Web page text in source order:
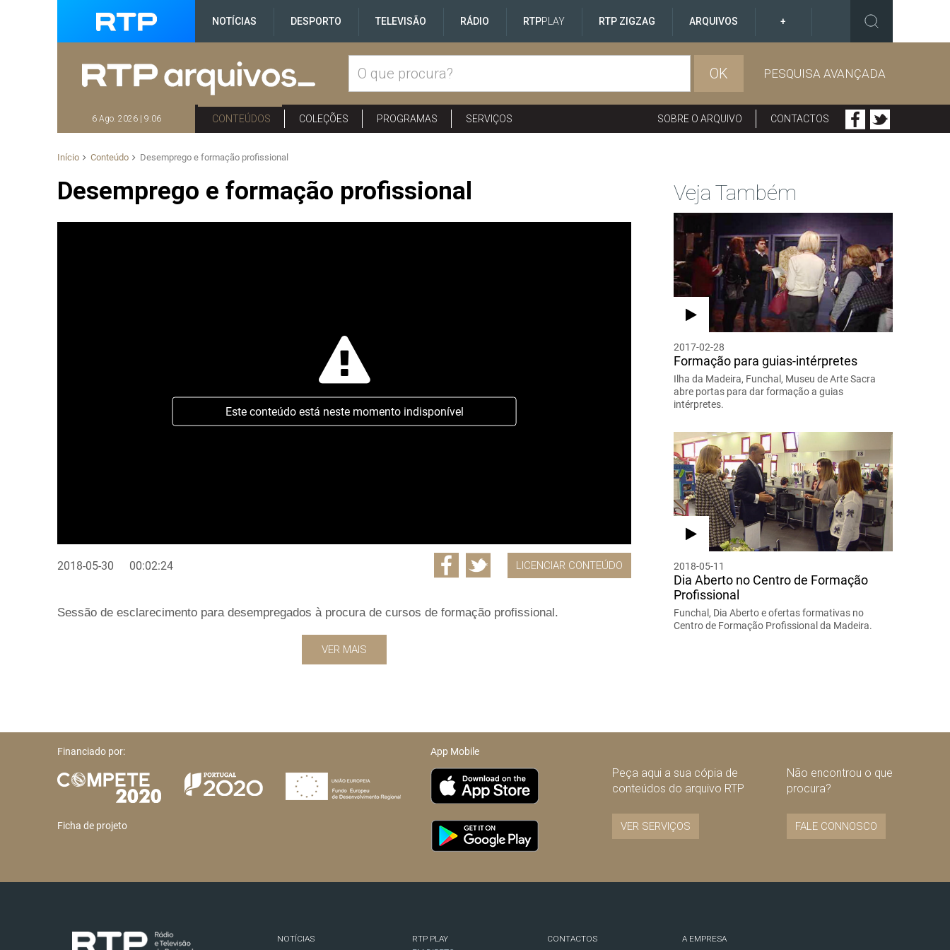
NOTÍCIAS DESPORTO TELEVISÃO RÁDIO RTPPLAY RTP ZIGZAG ARQUIVOS +
OK PESQUISA AVANÇADA
6 Ago. 2026 | 9:06 CONTEÚDOS COLEÇÕES PROGRAMAS SERVIÇOS SOBRE O ARQUIVO CONTACTOS
Início Conteúdo Desemprego e formação profissional
Desemprego e formação profissional
Este conteúdo está neste momento indisponível
2018-05-30 00:02:24 LICENCIAR CONTEÚDO
Sessão de esclarecimento para desempregados à procura de cursos de formação profissional.
VER MAIS
Veja Também
2017-02-28
Formação para guias-intérpretes
Ilha da Madeira, Funchal, Museu de Arte Sacra
abre portas para dar formação a guias
intérpretes.
2018-05-11
Dia Aberto no Centro de Formação
Profissional
Funchal, Dia Aberto e ofertas formativas no
Centro de Formação Profissional da Madeira.
Financiado por:
Ficha de projeto
App Mobile
Peça aqui a sua cópia de
conteúdos do arquivo RTP
VER SERVIÇOS
Não encontrou o que
procura?
FALE CONNOSCO
NOTÍCIAS
RTP PLAY
CONTACTOS
A EMPRESA